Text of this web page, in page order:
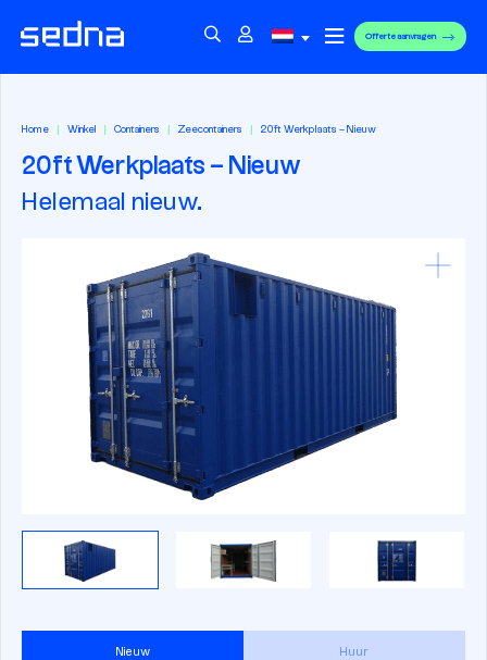
Offerte aanvragen
Home Winkel Containers Zeecontainers 20ft Werkplaats – Nieuw
20ft Werkplaats – Nieuw
Helemaal nieuw.
Nieuw Huur